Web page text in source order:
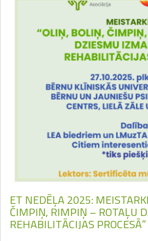
ET NEDĒĻA 2025:
ČIMPIŅ, RIMPIŅ – ROTAĻU
REHABILITĀCIJAS PROCESĀ”